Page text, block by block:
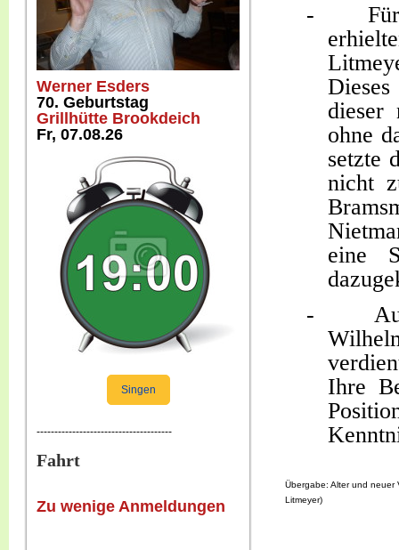
Werner Esders
70. Geburtstag
Grillhütte Brookdeich
Fr, 07.08.26
Singen
--------------------------------------
Fahrt
Zu wenige Anmeldungen
-
dieser
ohne
setzte
nicht
eine
-
Ihre
Übergabe: Alter und neuer
Litmeyer)